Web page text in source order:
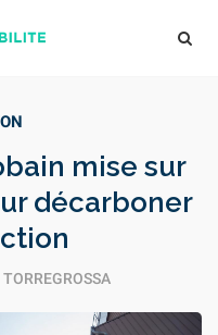
mise sur
décarboner